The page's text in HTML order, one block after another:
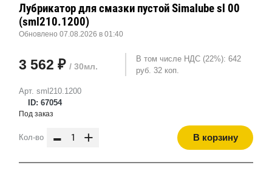
Арт. sml210.1200
ID: 67054
Лубрикатор для смазки пустой Simalube sl 00
(sml210.1200)
Обновлено 07.08.2026 в 01:40
3 562 ₽ / 30мл.
В том числе НДС (22%): 642
руб. 32 коп.
Под заказ
Кол-во - + В корзину